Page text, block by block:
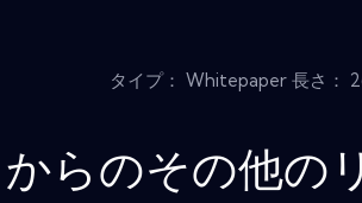
タイプ： Whitepaper 長さ：
からのその他の